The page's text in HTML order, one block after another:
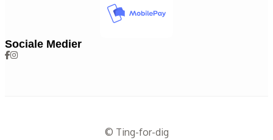
Sociale Medier
© Ting-for-dig